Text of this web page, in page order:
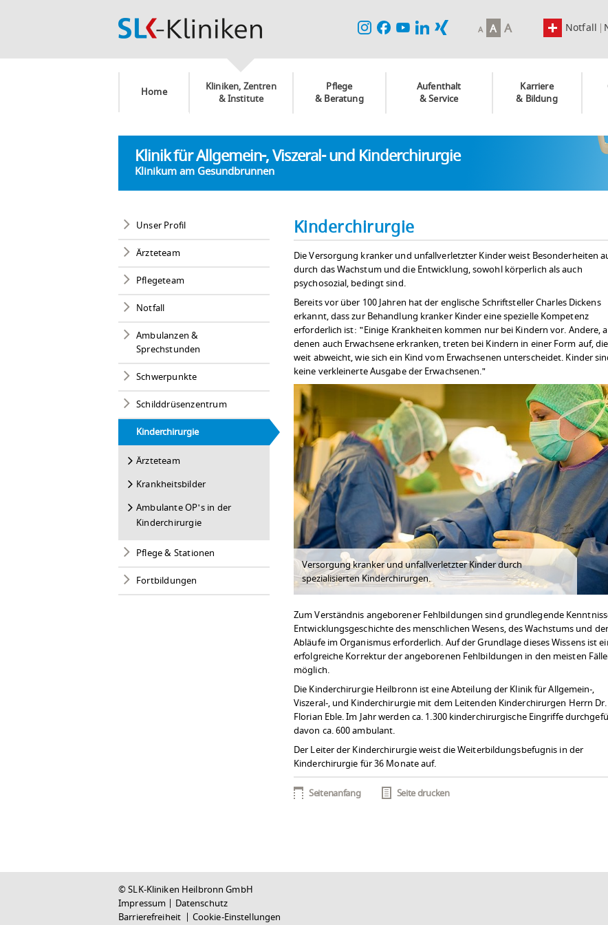
Notfall
A A A
Home
Kliniken, Zentren
& Institute
Pflege
& Beratung
Aufenthalt
& Service
Karriere
& Bildung
Klinik für Allgemein-, Viszeral- und Kinderchirurgie
Klinikum am Gesundbrunnen
Unser Profil
Ärzteteam
Pflegeteam
Notfall
Ambulanzen &
Sprechstunden
Schwerpunkte
Schilddrüsenzentrum
Kinderchirurgie
Ärzteteam
Krankheitsbilder
Ambulante OP's in der
Kinderchirurgie
Pflege & Stationen
Fortbildungen
Kinderchirurgie
Die Versorgung kranker und unfallverletzter Kinder weist Besonderheiten
durch das Wachstum und die Entwicklung, sowohl körperlich als auch
psychosozial, bedingt sind.
Bereits vor über 100 Jahren hat der englische Schriftsteller Charles Dickens
erkannt, dass zur Behandlung kranker Kinder eine spezielle Kompetenz
erforderlich ist: "Einige Krankheiten kommen nur bei Kindern vor. Andere,
denen auch Erwachsene erkranken, treten bei Kindern in einer Form auf,
weit abweicht, wie sich ein Kind vom Erwachsenen unterscheidet. Kinder
keine verkleinerte Ausgabe der Erwachsenen."
Versorgung kranker und unfallverletzter Kinder durch
spezialisierten Kinderchirurgen.
Zum Verständnis angeborener Fehlbildungen sind grundlegende
Entwicklungsgeschichte des menschlichen Wesens, des Wachstums und der
Abläufe im Organismus erforderlich. Auf der Grundlage dieses Wissens ist
erfolgreiche Korrektur der angeborenen Fehlbildungen in den meisten
möglich.
Die Kinderchirurgie Heilbronn ist eine Abteilung der Klinik für Allgemein-,
Viszeral-, und Kinderchirurgie mit dem Leitenden Kinderchirurgen Herrn
Florian Eble. Im Jahr werden ca. 1.300 kinderchirurgische Eingriffe
davon ca. 600 ambulant.
Der Leiter der Kinderchirurgie weist die Weiterbildungsbefugnis in der
Kinderchirurgie für 36 Monate auf.
Seitenanfang Seite drucken
© SLK-Kliniken Heilbronn GmbH
Impressum | Datenschutz
Barrierefreiheit | Cookie-Einstellungen